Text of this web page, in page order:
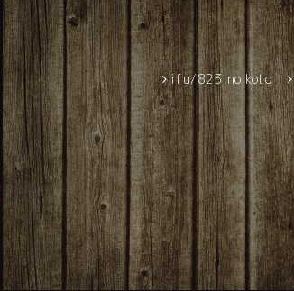
ifu/823 no koto